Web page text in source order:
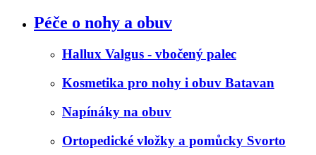
Péče o nohy a obuv
Hallux Valgus - vbočený palec
Kosmetika pro nohy i obuv Batavan
Napínáky na obuv
Ortopedické vložky a pomůcky Svorto